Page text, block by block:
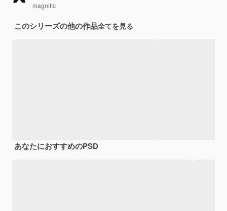
magnific
このシリーズの他の作品全てを見る
あなたにおすすめのPSD